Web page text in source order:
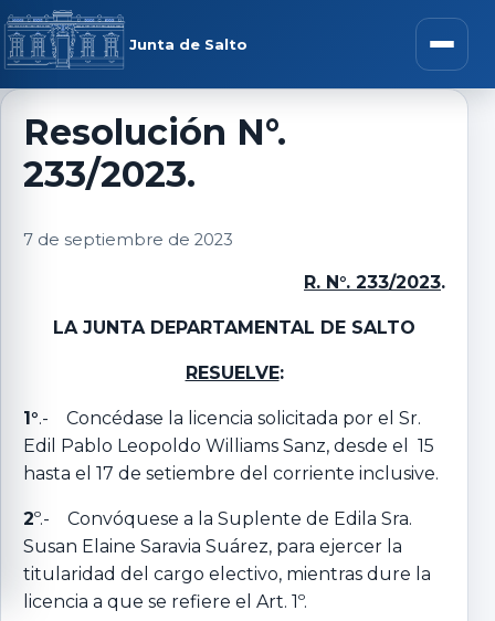
Saltar al contenido
Junta de Salto Abrir
menú
Resolución N°.
233/2023.
7 de septiembre de 2023
R. N°. 233/2023.
LA JUNTA DEPARTAMENTAL DE SALTO
RESUELVE:
1°.- Concédase la licencia solicitada por el Sr.
Edil Pablo Leopoldo Williams Sanz, desde el 15
hasta el 17 de setiembre del corriente inclusive.
2º.- Convóquese a la Suplente de Edila Sra.
Susan Elaine Saravia Suárez, para ejercer la
titularidad del cargo electivo, mientras dure la
licencia a que se refiere el Art. 1º.